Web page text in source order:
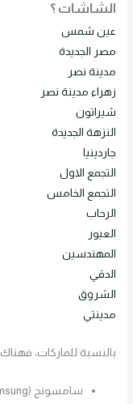
الشاشات ؟
عين شمس
مصر الجديدة
مدينة نصر
زهراء مدينة نصر
شيراتون
النزهة الجديدة
جاردينيا
التجمع الاول
التجمع الخامس
الرحاب
العبور
المهندسين
الدقي
الشروق
مدينتي
بالنسبة للماركات،
سامسونج (Samsung)